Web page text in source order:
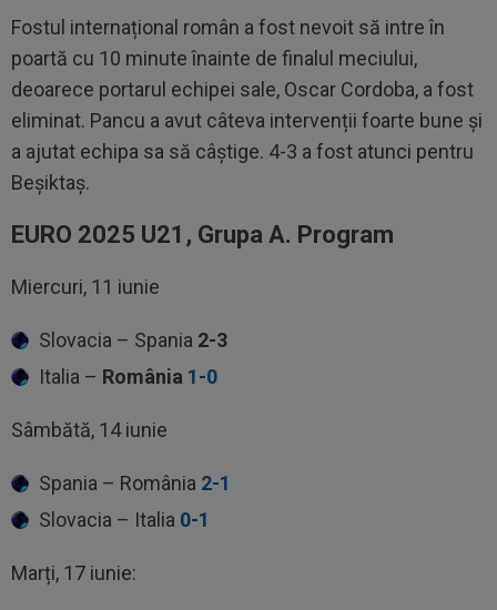
Fostul internațional român a fost nevoit să intre în
poartă cu 10 minute înainte de finalul meciului,
deoarece portarul echipei sale, Oscar Cordoba, a fost
eliminat. Pancu a avut câteva intervenții foarte bune și
a ajutat echipa sa să câștige. 4-3 a fost atunci pentru
Beșiktaș.
EURO 2025 U21, Grupa A. Program
Miercuri, 11 iunie
Slovacia – Spania 2-3
Italia – România 1-0
Sâmbătă, 14 iunie
Spania – România 2-1
Slovacia – Italia 0-1
Marți, 17 iunie: